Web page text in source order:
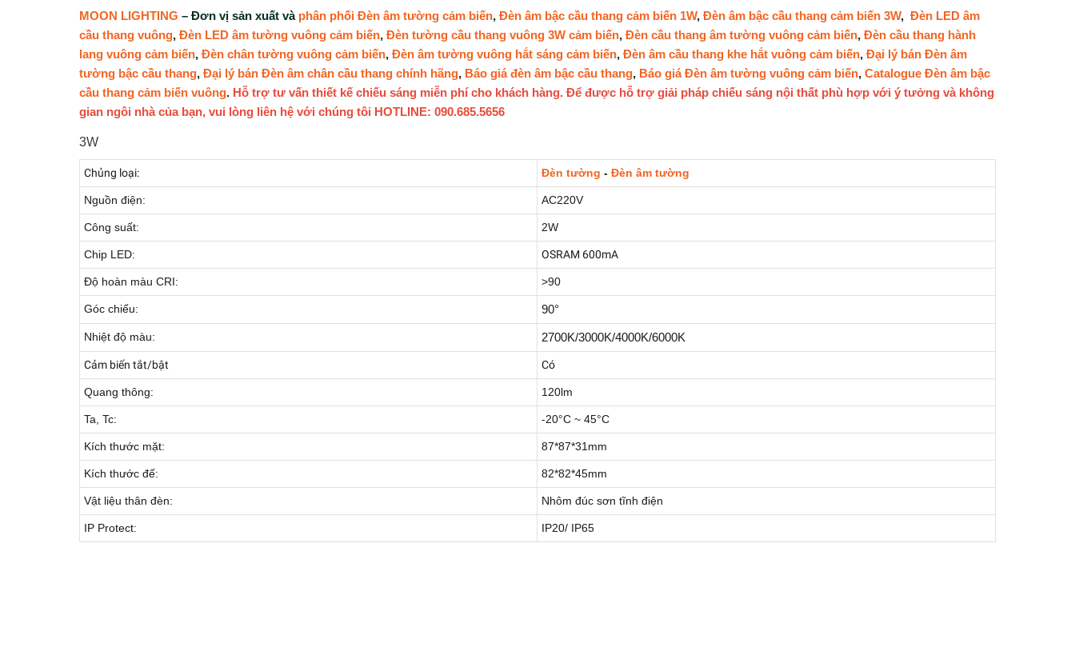
MOON LIGHTING – Đơn vị sản xuất và phân phối Đèn âm tường cảm biến, Đèn âm bậc cầu thang cảm biến 1W, Đèn âm bậc cầu thang cảm biến 3W, Đèn LED âm
cầu thang vuông, Đèn LED âm tường vuông cảm biến, Đèn tường cầu thang vuông 3W cảm biến, Đèn cầu thang âm tường vuông cảm biến, Đèn cầu thang hành
lang vuông cảm biến, Đèn chân tường vuông cảm biến, Đèn âm tường vuông hắt sáng cảm biến, Đèn âm cầu thang khe hắt vuông cảm biến, Đại lý bán Đèn âm
tường bậc cầu thang, Đại lý bán Đèn âm chân cầu thang chính hãng, Báo giá đèn âm bậc cầu thang, Báo giá Đèn âm tường vuông cảm biến, Catalogue Đèn âm bậc
cầu thang cảm biến vuông. Hỗ trợ tư vấn thiết kế chiếu sáng miễn phí cho khách hàng. Để được hỗ trợ giải pháp chiếu sáng nội thất phù hợp với ý tưởng và không
gian ngôi nhà của bạn, vui lòng liên hệ với chúng tôi HOTLINE: 090.685.5656
3W
Chủng loại: Đèn tường - Đèn âm tường
Nguồn điện: AC220V
Công suất: 2W
Chip LED: OSRAM 600mA
Độ hoàn màu CRI: >90
Góc chiếu: 90°
Nhiệt độ màu: 2700K/3000K/4000K/6000K
Cảm biến tắt/bật Có
Quang thông: 120lm
Ta, Tc: -20°C ~ 45°C
Kích thước mặt: 87*87*31mm
Kích thước đế: 82*82*45mm
Vật liệu thân đèn: Nhôm đúc sơn tĩnh điện
IP Protect: IP20/ IP65